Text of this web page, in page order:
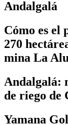
Andalgalá
Cómo es el
270
mina La
Andalgalá:
de riego de
Yamana